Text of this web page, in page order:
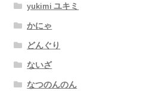
yukimi ユキミ
かにゃ
どんぐり
ないざ
なつのんのん